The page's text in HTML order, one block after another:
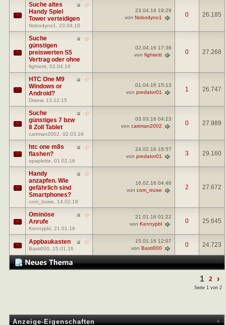
Suche altes
Handy Spiel
Tower verteidigen
Nobodyno1 , 23.04.16
23.04.16 19:29
von Nobodyno1 0 26.185
Suche
günstigen
preiswerten S5
Vertrag oder ohne
fightertt , 02.04.16
02.04.16 17:36
von fightertt 0 27.268
HTC One M9
Windows or
Android?
Draew, 13.12.15
01.04.16 15:13
von predator01 1 26.747
Suche
günstiges 7 bzw
8 Zoll Tablet
cartman2002 , 02.03.16
03.03.16 04:23
von cartman2002 0 27.989
htc one m8s
flashen?
opaplette , 01.02.16
24.02.16 18:57
von predator01 3 29.160
Handy
anzapfen. Wie
gefährlich sind
Smartphones?
com_truise , 14.02.16
16.02.16 04:46
von com_truise 2 27.672
Ominöse
Anrufe
Kennypbl , 21.01.16
21.01.16 01:22
von Kennypbl 0 25.645
Appbaukasten
Basti000 , 15.01.16
15.01.16 12:07
von Basti000 0 24.723
1 2 ›
Seite 1 von 2
Anzeige-Eigenschaften